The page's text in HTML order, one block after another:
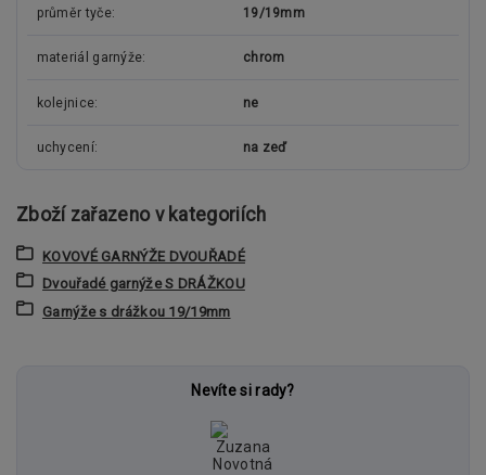
průměr tyče 19/19mm
materiál garnýže chrom
kolejnice ne
uchycení na zeď
Zboží zařazeno v kategoriích
KOVOVÉ GARNÝŽE DVOUŘADÉ
Dvouřadé garnýže S DRÁŽKOU
Garnýže s drážkou 19/19mm
Nevíte si rady?